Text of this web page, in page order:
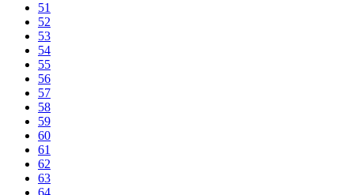
51
52
53
54
55
56
57
58
59
60
61
62
63